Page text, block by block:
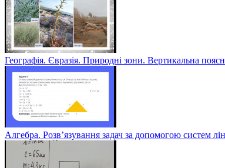
Географія. Євразія. Природні зони. Вертикальна
Алгебра. Розв’язування задач за допомогою систем